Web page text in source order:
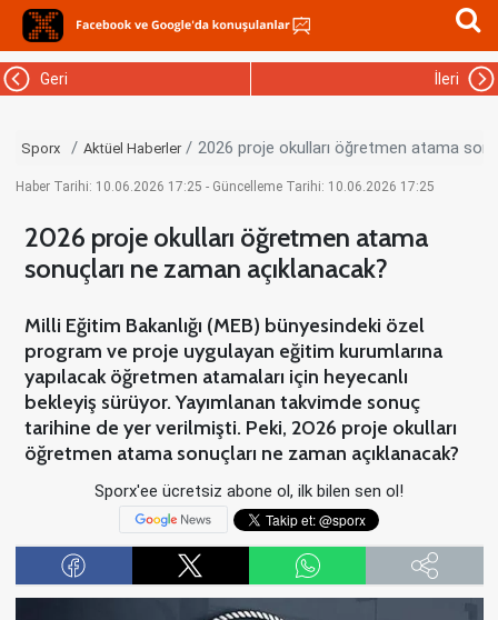
Geri İleri
Sporx Aktüel Haberler 2026 proje okulları öğretmen atama
Haber Tarihi: 10.06.2026 17:25 - Güncelleme Tarihi: 10.06.2026 17:25
2026 proje okulları öğretmen atama
sonuçları ne zaman açıklanacak?
Milli Eğitim Bakanlığı (MEB) bünyesindeki özel
program ve proje uygulayan eğitim kurumlarına
yapılacak öğretmen atamaları için heyecanlı
bekleyiş sürüyor. Yayımlanan takvimde sonuç
tarihine de yer verilmişti. Peki, 2026 proje okulları
öğretmen atama sonuçları ne zaman açıklanacak?
Sporx'ee ücretsiz abone ol, ilk bilen sen ol!